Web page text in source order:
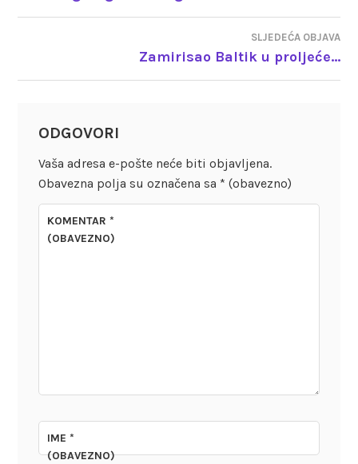
OBJAVA
SLJEDEĆA OBJAVA
Zamirisao Baltik u proljeće…
ODGOVORI
Vaša adresa e-pošte neće biti objavljena.
Obavezna polja su označena sa * (obavezno)
KOMENTAR*
(OBAVEZNO)
IME*
(OBAVEZNO)